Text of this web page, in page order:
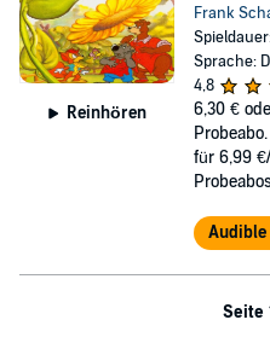
Reinhören
Frank
Sprache:
4,8
6,30 €
für 6,99
Audible
Seite